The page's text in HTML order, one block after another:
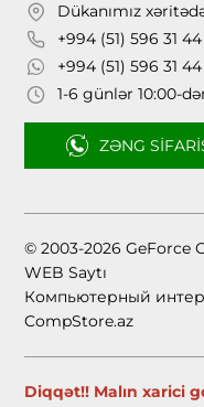
Dükanımız
+994 (51) 596 31 44
+994 (51) 596 31 44
1-6 günlər 10:00-
ZƏNG
© 2003-2026 GeForce
WEB Saytı
Компьютерный
CompStore.az
Diqqət!! Malın xarici